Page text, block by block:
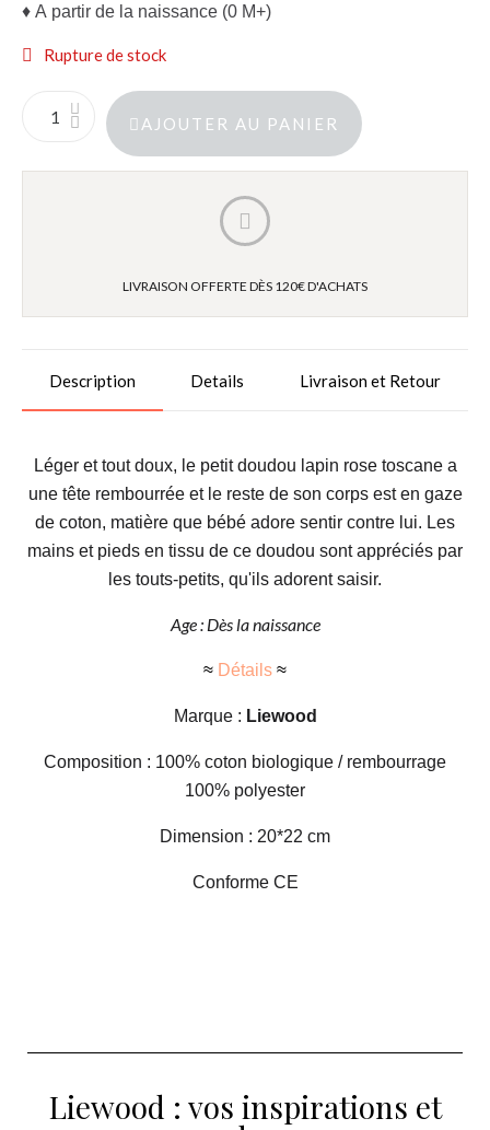
♦ A partir de la naissance (0 M+)
Rupture de stock
AJOUTER AU PANIER
LIVRAISON OFFERTE DÈS 120€ D'ACHATS
Description Details Livraison et Retour
Léger et tout doux, le petit doudou lapin rose toscane a
une tête rembourrée et le reste de son corps est en gaze
de coton, matière que bébé adore sentir contre lui. Les
mains et pieds en tissu de ce doudou sont appréciés par
les touts-petits, qu'ils adorent saisir.
Age : Dès la naissance
≈ Détails ≈
Marque : Liewood
Composition : 100% coton biologique / rembourrage
100% polyester
Dimension : 20*22 cm
Conforme CE
Liewood : vos inspirations et